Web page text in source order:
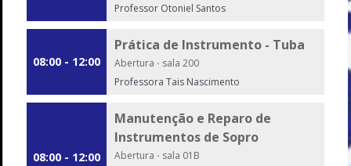
Professor Otoniel Santos
08:00 - 12:00
Prática de Instrumento - Tuba
Abertura · sala 200
Professora Tais Nascimento
08:00 - 12:00
Manutenção e Reparo de
Instrumentos de Sopro
Abertura · sala 01B